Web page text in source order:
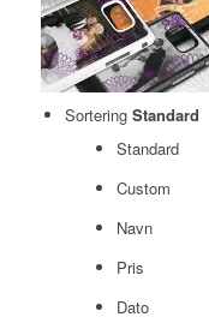
Sortering Standard
Standard
Custom
Navn
Pris
Dato